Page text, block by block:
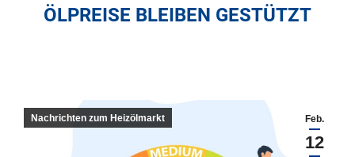
ÖLPREISE BLEIBEN GESTÜTZT
Feb.
12
Nachrichten zum Heizölmarkt